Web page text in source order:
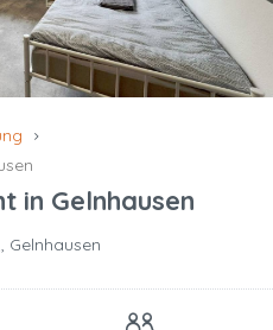
in Gelnhausen
Gelnhausen